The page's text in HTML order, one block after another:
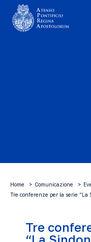
Home Comunicazione
Tre conferenze per la serie “La
Tre